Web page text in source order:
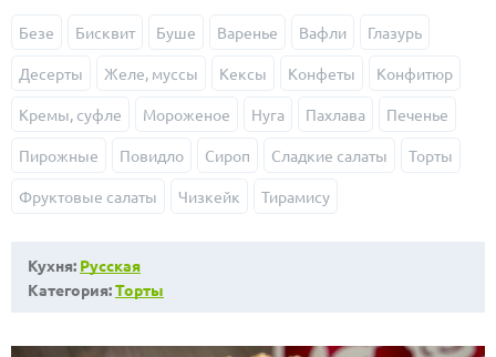
Безе Бисквит Буше Варенье Вафли Глазурь
Десерты Желе, муссы Кексы Конфеты Конфитюр
Кремы, суфле Мороженое Нуга Пахлава Печенье
Пирожные Повидло Сироп Сладкие салаты Торты
Фруктовые салаты Чизкейк Тирамису
Кухня: Русская
Категория:Торты